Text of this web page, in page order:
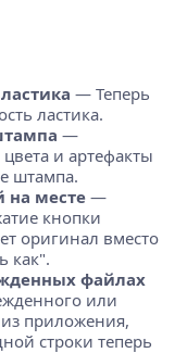
— Теперь
ластика.
—
и артефакты
штампа.
на месте—
кнопки
оригинал вместо
как".
файлах
или
приложения,
строки теперь